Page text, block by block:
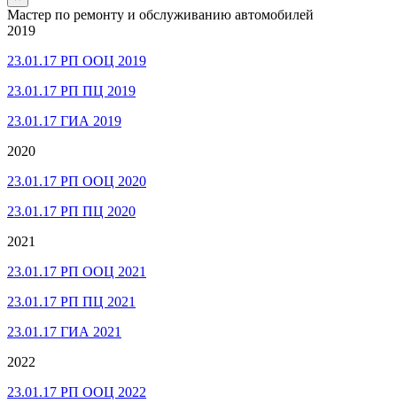
Мастер по ремонту и обслуживанию автомобилей
2019
23.01.17 РП ООЦ 2019
23.01.17 РП ПЦ 2019
23.01.17 ГИА 2019
2020
23.01.17 РП ООЦ 2020
23.01.17 РП ПЦ 2020
2021
23.01.17 РП ООЦ 2021
23.01.17 РП ПЦ 2021
23.01.17 ГИА 2021
2022
23.01.17 РП ООЦ 2022